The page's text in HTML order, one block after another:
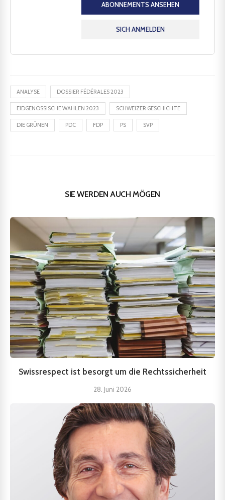
ABONNEMENTS ANSEHEN
SICH ANMELDEN
ANALYSE DOSSIER FÉDÉRALES 2023
EIDGENÖSSISCHE WAHLEN 2023 SCHWEIZER GESCHICHTE
DIE GRÜNEN PDC FDP PS SVP
SIE WERDEN AUCH MÖGEN
Swissrespect ist besorgt um die Rechtssicherheit
28. Juni 2026